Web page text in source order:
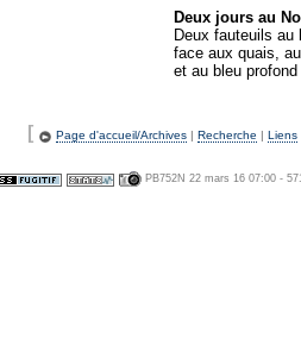
Deux jours au
Deux fauteuils au
face aux quais,
et au bleu
[ Page d'accueil/Archives | Recherche | Liens
PB752N 22 mars 16 07:00 -